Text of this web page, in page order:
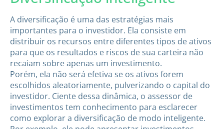
A diversificação é uma das estratégias mais
importantes para o investidor. Ela consiste em
distribuir os recursos entre diferentes tipos de ativos
para que os resultados e riscos de sua carteira não
recaiam sobre apenas um investimento.
Porém, ela não será efetiva se os ativos forem
escolhidos aleatoriamente, pulverizando o capital do
investidor. Ciente dessa dinâmica, o assessor de
investimentos tem conhecimento para esclarecer
como explorar a diversificação de modo inteligente.